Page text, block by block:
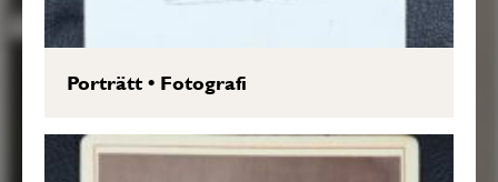
Porträtt• Fotografi